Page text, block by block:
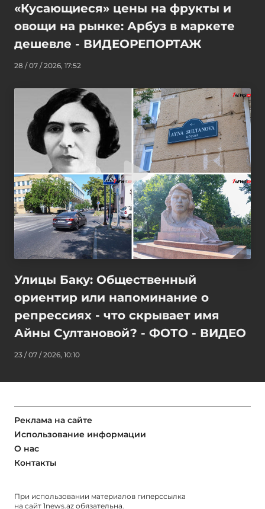
«Кусающиеся» цены на фрукты и
овощи на рынке: Арбуз в маркете
дешевле - ВИДЕОРЕПОРТАЖ
28 / 07 / 2026, 17:52
Улицы Баку: Общественный
ориентир или напоминание о
репрессиях - что скрывает имя
Айны Султановой? - ФОТО - ВИДЕО
23 / 07 / 2026, 10:10
Реклама на сайте
Использование информации
О нас
Контакты
При использовании материалов гиперссылка
на сайт 1news.az обязательна.